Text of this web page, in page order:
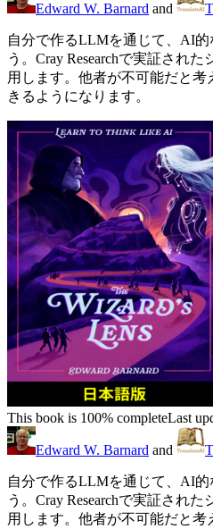
Edward W. Barnard and
自分で作るLLMを通じて、AI的
う。Cray Researchで実証され
用します。他者が不可能だと
きるようになります。
This book is 100% completeLast
Edward W. Barnard and
自分で作るLLMを通じて、AI的
う。Cray Researchで実証され
用します。他者が不可能だと